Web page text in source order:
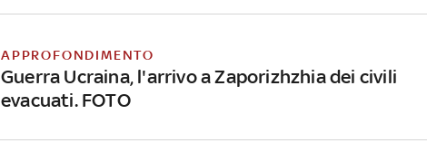
APPROFONDIMENTO
Guerra Ucraina, l'arrivo a Zaporizhzhia dei civili
evacuati. FOTO